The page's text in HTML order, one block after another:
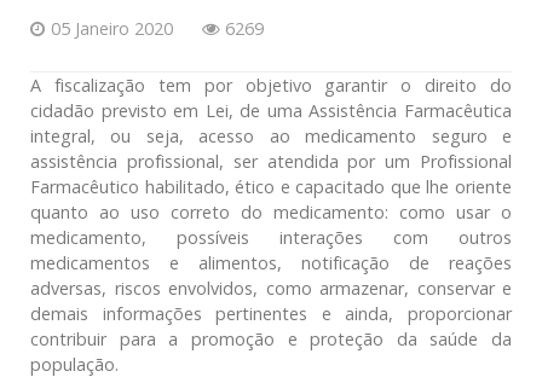
05 Janeiro 2020 6269
A fiscalização tem por objetivo garantir o direito do
cidadão previsto em Lei, de uma Assistência Farmacêutica
integral, ou seja, acesso ao medicamento seguro e
assistência profissional, ser atendida por um Profissional
Farmacêutico habilitado, ético e capacitado que lhe oriente
quanto ao uso correto do medicamento: como usar o
medicamento, possíveis interações com outros
medicamentos e alimentos, notificação de reações
adversas, riscos envolvidos, como armazenar, conservar e
demais informações pertinentes e ainda, proporcionar
contribuir para a promoção e proteção da saúde da
população.